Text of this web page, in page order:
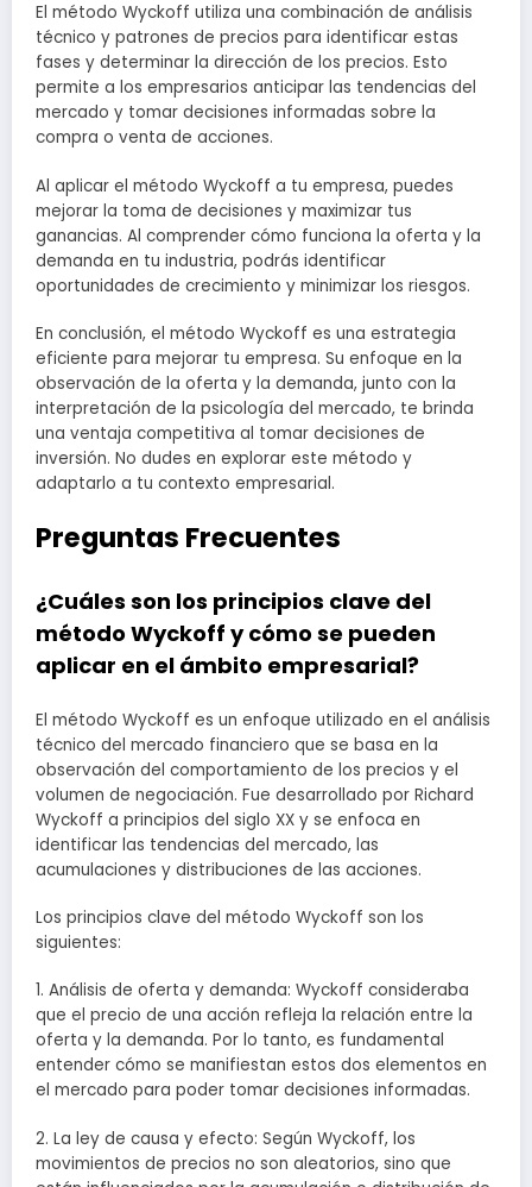
El método Wyckoff utiliza una combinación de análisis
técnico y patrones de precios para identificar estas
fases y determinar la dirección de los precios. Esto
permite a los empresarios anticipar las tendencias del
mercado y tomar decisiones informadas sobre la
compra o venta de acciones.
Al aplicar el método Wyckoff a tu empresa, puedes
mejorar la toma de decisiones y maximizar tus
ganancias. Al comprender cómo funciona la oferta y la
demanda en tu industria, podrás identificar
oportunidades de crecimiento y minimizar los riesgos.
En conclusión, el método Wyckoff es una estrategia
eficiente para mejorar tu empresa. Su enfoque en la
observación de la oferta y la demanda, junto con la
interpretación de la psicología del mercado, te brinda
una ventaja competitiva al tomar decisiones de
inversión. No dudes en explorar este método y
adaptarlo a tu contexto empresarial.
Preguntas Frecuentes
¿Cuáles son los principios clave del
método Wyckoff y cómo se pueden
aplicar en el ámbito empresarial?
El método Wyckoff es un enfoque utilizado en el análisis
técnico del mercado financiero que se basa en la
observación del comportamiento de los precios y el
volumen de negociación. Fue desarrollado por Richard
Wyckoff a principios del siglo XX y se enfoca en
identificar las tendencias del mercado, las
acumulaciones y distribuciones de las acciones.
Los principios clave del método Wyckoff son los
siguientes:
1. Análisis de oferta y demanda: Wyckoff consideraba
que el precio de una acción refleja la relación entre la
oferta y la demanda. Por lo tanto, es fundamental
entender cómo se manifiestan estos dos elementos en
el mercado para poder tomar decisiones informadas.
2. La ley de causa y efecto: Según Wyckoff, los
movimientos de precios no son aleatorios, sino que